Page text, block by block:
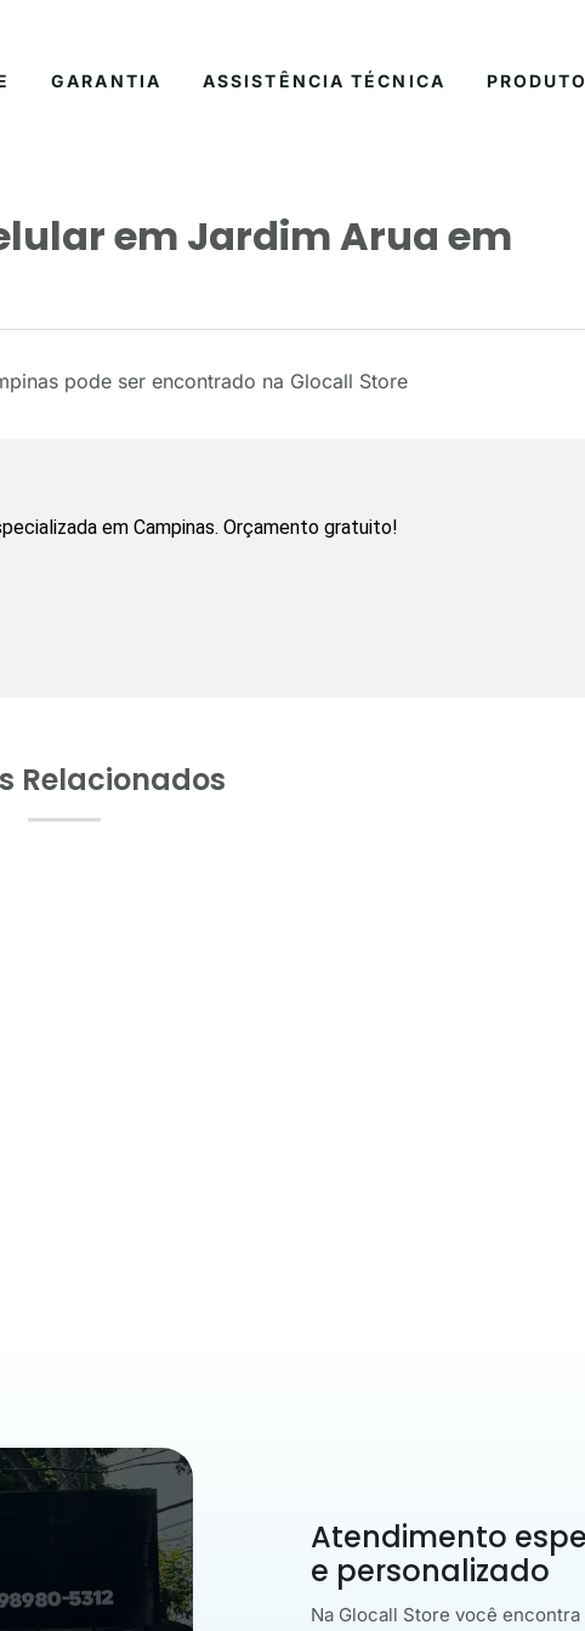
GARANTIA ASSISTÊNCIA TÉCNICA
em Jardim Arua em
pode ser encontrado na Glocall Store
em Campinas. Orçamento gratuito!
Relacionados
Atendimento
e personalizado
Na Glocall Store você encontra